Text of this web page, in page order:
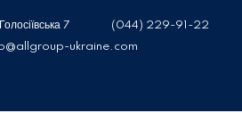
7
(044) 229-91-22
ukraine.com